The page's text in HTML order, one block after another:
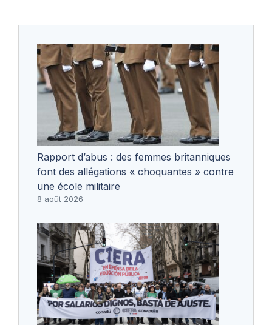
Rapport d’abus : des femmes britanniques
font des allégations « choquantes » contre
une école militaire
8 août 2026